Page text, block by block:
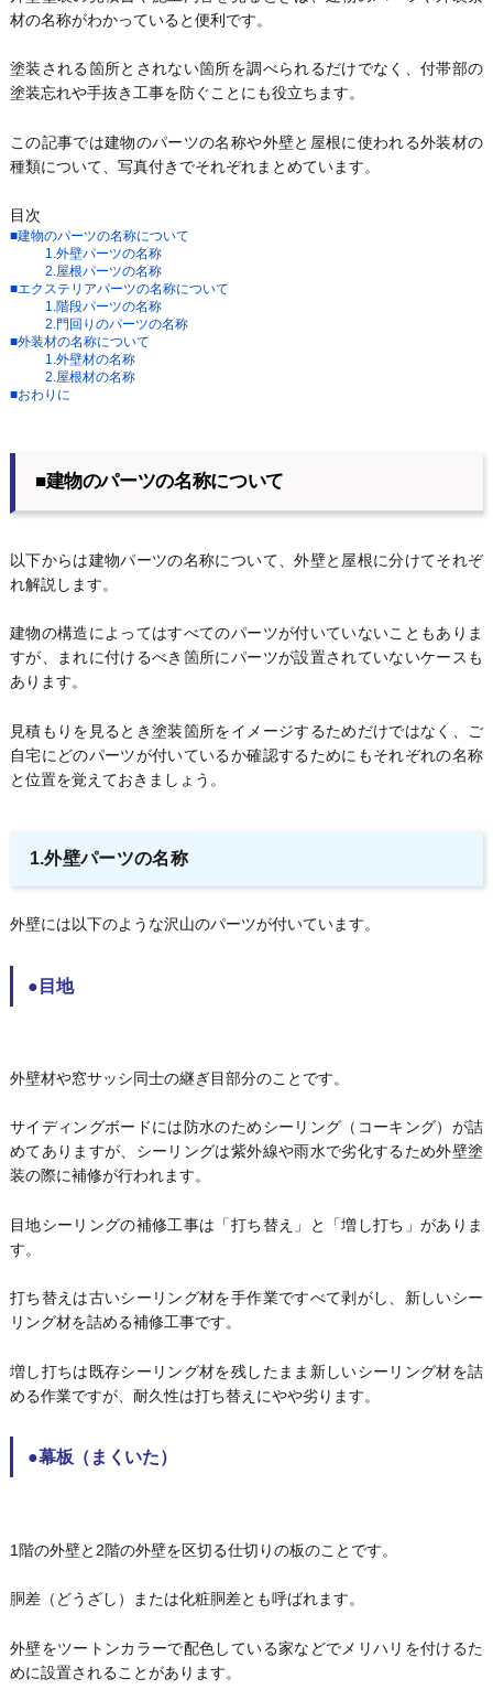
材の名称がわかっていると便利です。
塗装される箇所とされない箇所を調べられるだけでなく、付帯部の
塗装忘れや手抜き工事を防ぐことにも役立ちます。
この記事では建物のパーツの名称や外壁と屋根に使われる外装材の
種類について、写真付きでそれぞれまとめています。
目次
■建物のパーツの名称について
1.外壁パーツの名称
2.屋根パーツの名称
■エクステリアパーツの名称について
1.階段パーツの名称
2.門回りのパーツの名称
■外装材の名称について
1.外壁材の名称
2.屋根材の名称
■おわりに
■建物のパーツの名称について
以下からは建物パーツの名称について、外壁と屋根に分けてそれぞ
れ解説します。
建物の構造によってはすべてのパーツが付いていないこともありま
すが、まれに付けるべき箇所にパーツが設置されていないケースも
あります。
見積もりを見るとき塗装箇所をイメージするためだけではなく、ご
自宅にどのパーツが付いているか確認するためにもそれぞれの名称
と位置を覚えておきましょう。
1.外壁パーツの名称
外壁には以下のような沢山のパーツが付いています。
●目地
外壁材や窓サッシ同士の継ぎ目部分のことです。
サイディングボードには防水のためシーリング（コーキング）が詰
めてありますが、シーリングは紫外線や雨水で劣化するため外壁塗
装の際に補修が行われます。
目地シーリングの補修工事は「打ち替え」と「増し打ち」がありま
す。
打ち替えは古いシーリング材を手作業ですべて剥がし、新しいシー
リング材を詰める補修工事です。
増し打ちは既存シーリング材を残したまま新しいシーリング材を詰
める作業ですが、耐久性は打ち替えにやや劣ります。
●幕板（まくいた）
1階の外壁と2階の外壁を区切る仕切りの板のことです。
胴差（どうざし）または化粧胴差とも呼ばれます。
外壁をツートンカラーで配色している家などでメリハリを付けるた
めに設置されることがあります。